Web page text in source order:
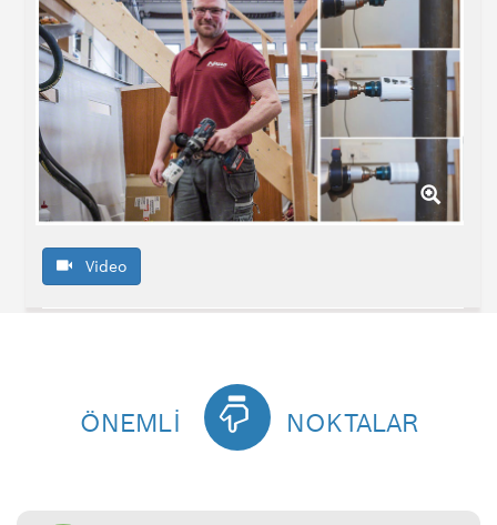
Video
ÖNEMLİ NOKTALAR